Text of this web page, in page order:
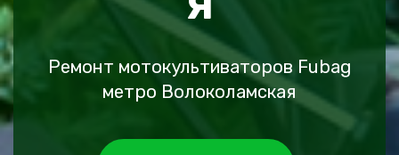
Ремонт мотокультиваторов Fubag
метро Волоколамская